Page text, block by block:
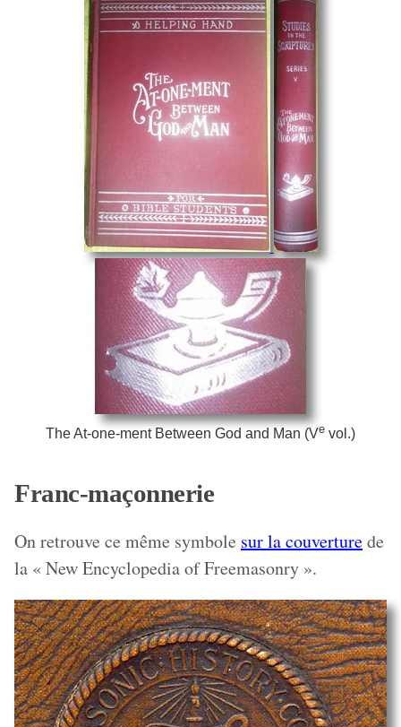
The At-one-ment Between God and Man (Ve vol.)
Franc-maçonnerie
On retrouve ce même symbole sur la couverturede
la « New Encyclopedia of Freemasonry ».